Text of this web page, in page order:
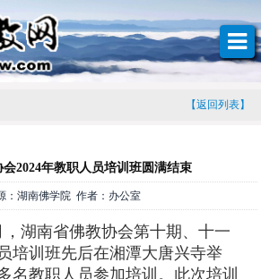
【返回列表】
2024年教职人员培训班圆满结束
：湖南佛学院 作者：办公室
湖南省佛教协会第十期、十一
培训班先后在湘潭大唐兴寺举
名教职人员参加培训。此次培训